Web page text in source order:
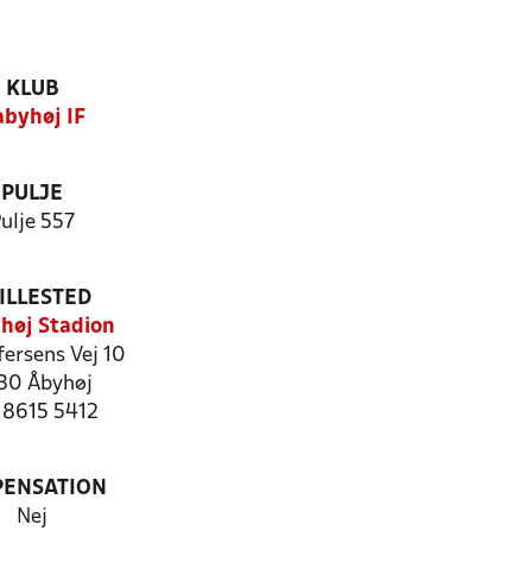
KLUB
IF
PULJE
557
Stadion
Vej 10
Åbyhøj
5412
Nej